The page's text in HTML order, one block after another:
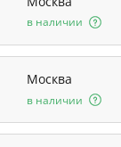
в наличии
Москва
в наличии